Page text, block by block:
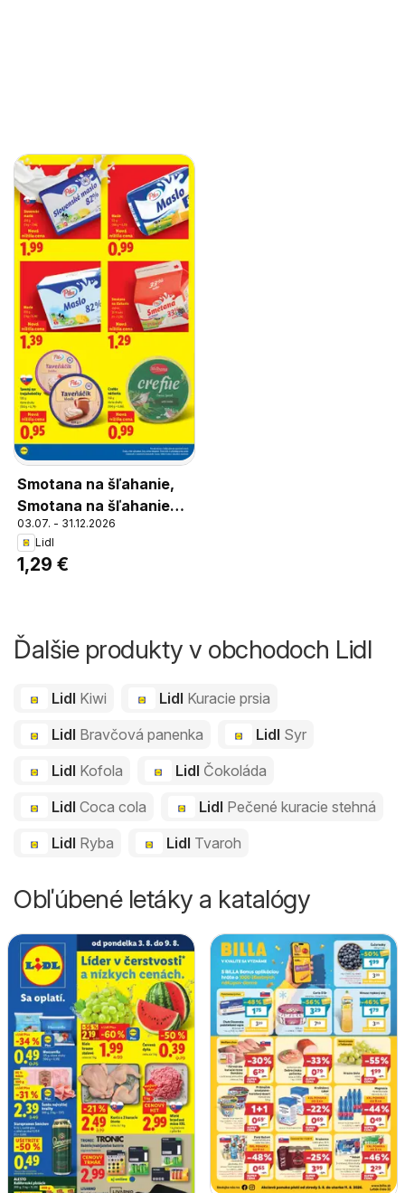
Smotana na šľahanie,
Smotana na šľahanie
250 ml
03.07. - 31.12.2026
Lidl
1,29 €
Ďalšie produkty v obchodoch Lidl
Lidl Kiwi Lidl Kuracie prsia
Lidl Bravčová panenka Lidl Syr
Lidl Kofola Lidl Čokoláda
Lidl Coca cola Lidl Pečené kuracie stehná
Lidl Ryba Lidl Tvaroh
Obľúbené letáky a katalógy